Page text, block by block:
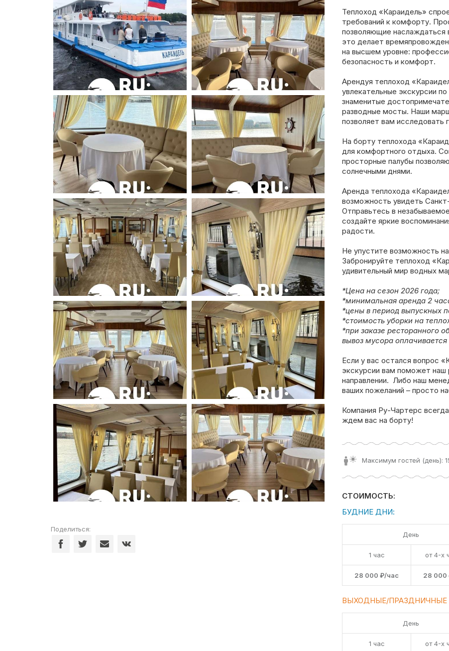
Поделиться:
Теплоход «Караидель»
требований к комфорту.
позволяющие
это делает
на высшем уровне:
безопасность и комфорт.
Арендуя теплоход
увлекательные экскурсии
знаменитые
разводные мосты. Наши
позволяет вам
На борту теплохода
для комфортного отдыха.
просторные палубы
солнечными днями.
Аренда теплохода
возможность увидеть
Отправьтесь в
создайте яркие
радости.
Не упустите возможность
Забронируйте теплоход
удивительный мир водных
*Цена на сезон 2026 года;
*минимальная аренда 2
*цены в период выпускных
*стоимость уборки на
*при заказе ресторанного
вывоз мусора
Если у вас остался вопрос
экскурсии вам поможет наш
направлении. Либо наш
ваших пожеланий – просто
Компания Ру-Чартерс
ждем вас на борту!
Максимум гостей (день):
СТОИМОСТЬ:
БУДНИЕ ДНИ:
День
1 час от 4-х
28 000 ₽/час 28 000
ВЫХОДНЫЕ/ПРАЗДНИЧНЫЕ
День
1 час от 4-х